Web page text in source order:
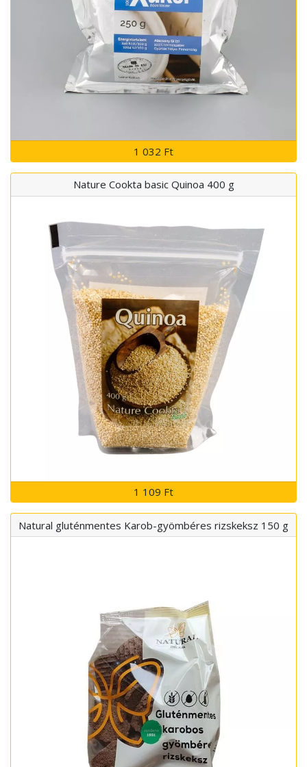
1 032 Ft
Nature Cookta basic Quinoa 400 g
1 109 Ft
Natural gluténmentes Karob-gyömbéres rizskeksz 150 g